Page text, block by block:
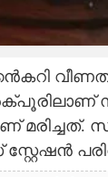
മരിച്ചത്.